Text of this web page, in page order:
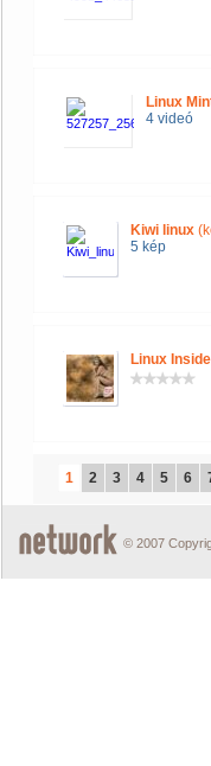
Linux
4 videó
Kiwi linux
5 kép
Linux Inside
1 2 3 4 5 6
© 2007